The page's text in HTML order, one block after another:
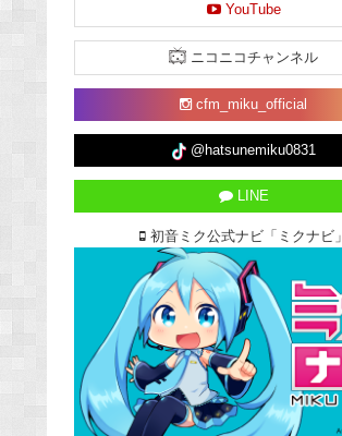
YouTube
ニコニコチャンネル
cfm_miku_official
@hatsunemiku0831
LINE
初音ミク公式ナビ「ミクナビ」